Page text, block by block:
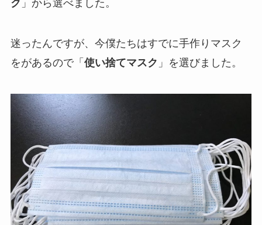
ク 」から選べました。
迷ったんですが、今僕たちはすでに手作りマスク
をがあるので「 使い捨てマスク 」を選びました。